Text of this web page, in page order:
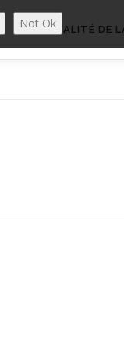
ACTUALITÉ DE
Not Ok